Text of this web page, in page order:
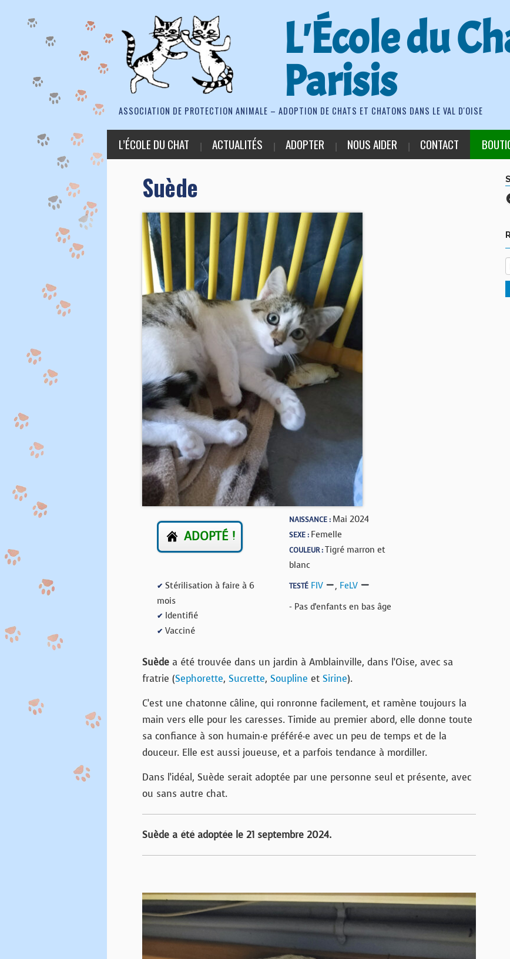
L'École du
Parisis
ASSOCIATION DE PROTECTION ANIMALE – ADOPTION DE CHATS ET CHATONS DANS LE VAL D'OISE
L’ÉCOLE DU CHAT ACTUALITÉS ADOPTER NOUS AIDER CONTACT
Suède
ADOPTÉ !
NAISSANCE : Mai 2024
SEXE : Femelle
COULEUR :Tigré marron et
blanc
✔ Stérilisation à faire à 6
mois
✔ Identifié
✔ Vacciné
TESTÉ FIV , FeLV
- Pas d'enfants en bas âge
Suède a été trouvée dans un jardin à Amblainville, dans l’Oise, avec sa
fratrie (Sephorette, Sucrette, Soupline et Sirine).
C’est une chatonne câline, qui ronronne facilement, et ramène toujours la
main vers elle pour les caresses. Timide au premier abord, elle donne toute
sa confiance à son humain·e préféré·e avec un peu de temps et de la
douceur. Elle est aussi joueuse, et a parfois tendance à mordiller.
Dans l’idéal, Suède serait adoptée par une personne seul et présente, avec
ou sans autre chat.
Suède a été adoptée le 21 septembre 2024.